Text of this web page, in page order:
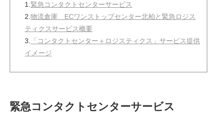
1.緊急コンタクトセンターサービス
2.物流倉庫 ECワンストップセンター北柏と緊急ロジス
ティクスサービス概要
3. 「コンタクトセンター＋ロジスティクス」サービス提供
イメージ
緊急コンタクトセンターサービス